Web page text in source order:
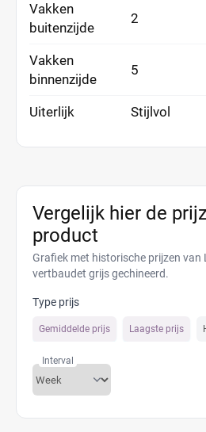
Vakken
buitenzijde
2
Vakken
binnenzijde
5
Uiterlijk Stijlvol
Vergelijk hier de
product
Grafiek met historische prijzen van
vertbaudet grijs gechineerd.
Type prijs
Gemiddelde prijs Laagste prijs
Interval